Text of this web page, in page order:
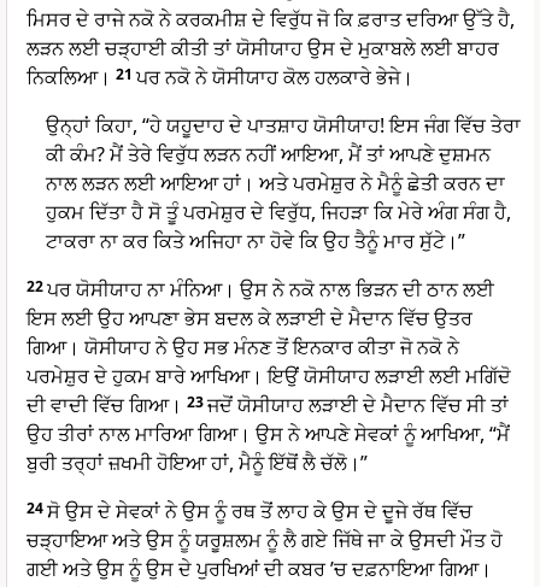
ਮਿਸਰ ਦੇ ਰਾਜੇ ਨਕੋ ਨੇ ਕਰਕਮੀਸ਼ ਦੇ ਵਿਰੁੱਧ ਜੋ ਕਿ ਫ਼ਰਾਤ ਦਰਿਆ ਉੱਤੇ ਹੈ,
ਲੜਨ ਲਈ ਚੜ੍ਹਾਈ ਕੀਤੀ ਤਾਂ ਯੋਸੀਯਾਹ ਉਸ ਦੇ ਮੁਕਾਬਲੇ ਲਈ ਬਾਹਰ
ਨਿਕਲਿਆ। 21ਪਰ ਨਕੋ ਨੇ ਯੋਸੀਯਾਹ ਕੋਲ ਹਲਕਾਰੇ ਭੇਜੇ।
ਉਨ੍ਹਾਂ ਕਿਹਾ, “ਹੇ ਯਹੂਦਾਹ ਦੇ ਪਾਤਸ਼ਾਹ ਯੋਸੀਯਾਹ! ਇਸ ਜੰਗ ਵਿੱਚ ਤੇਰਾ
ਕੀ ਕੰਮ? ਮੈਂ ਤੇਰੇ ਵਿਰੁੱਧ ਲੜਨ ਨਹੀਂ ਆਇਆ, ਮੈਂ ਤਾਂ ਆਪਣੇ ਦੁਸ਼ਮਨ
ਨਾਲ ਲੜਨ ਲਈ ਆਇਆ ਹਾਂ। ਅਤੇ ਪਰਮੇਸ਼ੁਰ ਨੇ ਮੈਨੂੰ ਛੇਤੀ ਕਰਨ ਦਾ
ਹੁਕਮ ਦਿੱਤਾ ਹੈ ਸੋ ਤੂੰ ਪਰਮੇਸ਼ੁਰ ਦੇ ਵਿਰੁੱਧ, ਜਿਹੜਾ ਕਿ ਮੇਰੇ ਅੰਗ ਸੰਗ ਹੈ,
ਟਾਕਰਾ ਨਾ ਕਰ ਕਿਤੇ ਅਜਿਹਾ ਨਾ ਹੋਵੇ ਕਿ ਉਹ ਤੈਨੂੰ ਮਾਰ ਸੁੱਟੇ।”
22ਪਰ ਯੋਸੀਯਾਹ ਨਾ ਮੰਨਿਆ। ਉਸ ਨੇ ਨਕੋ ਨਾਲ ਭਿੜਨ ਦੀ ਠਾਨ ਲਈ
ਇਸ ਲਈ ਉਹ ਆਪਣਾ ਭੇਸ ਬਦਲ ਕੇ ਲੜਾਈ ਦੇ ਮੈਦਾਨ ਵਿੱਚ ਉਤਰ
ਗਿਆ। ਯੋਸੀਯਾਹ ਨੇ ਉਹ ਸਭ ਮੰਨਣ ਤੋਂ ਇਨਕਾਰ ਕੀਤਾ ਜੋ ਨਕੋ ਨੇ
ਪਰਮੇਸ਼ੁਰ ਦੇ ਹੁਕਮ ਬਾਰੇ ਆਖਿਆ। ਇਉਂ ਯੋਸੀਯਾਹ ਲੜਾਈ ਲਈ ਮਗਿੱਦੋ
ਦੀ ਵਾਦੀ ਵਿੱਚ ਗਿਆ। 23ਜਦੋਂ ਯੋਸੀਯਾਹ ਲੜਾਈ ਦੇ ਮੈਦਾਨ ਵਿੱਚ ਸੀ ਤਾਂ
ਉਹ ਤੀਰਾਂ ਨਾਲ ਮਾਰਿਆ ਗਿਆ। ਉਸ ਨੇ ਆਪਣੇ ਸੇਵਕਾਂ ਨੂੰ ਆਖਿਆ, “ਮੈਂ
ਬੁਰੀ ਤਰ੍ਹਾਂ ਜ਼ਖਮੀ ਹੋਇਆ ਹਾਂ, ਮੈਨੂੰ ਇੱਥੋਂ ਲੈ ਚੱਲੋ।”
24ਸੋ ਉਸ ਦੇ ਸੇਵਕਾਂ ਨੇ ਉਸ ਨੂੰ ਰਥ ਤੋਂ ਲਾਹ ਕੇ ਉਸ ਦੇ ਦੂਜੇ ਰੱਥ ਵਿੱਚ
ਚੜ੍ਹਾਇਆ ਅਤੇ ਉਸ ਨੂੰ ਯਰੂਸ਼ਲਮ ਨੂੰ ਲੈ ਗਏ ਜਿੱਥੇ ਜਾ ਕੇ ਉਸਦੀ ਮੌਤ ਹੋ
ਗਈ ਅਤੇ ਉਸ ਨੂੰ ਉਸ ਦੇ ਪੁਰਖਿਆਂ ਦੀ ਕਬਰ ’ਚ ਦਫ਼ਨਾਇਆ ਗਿਆ।